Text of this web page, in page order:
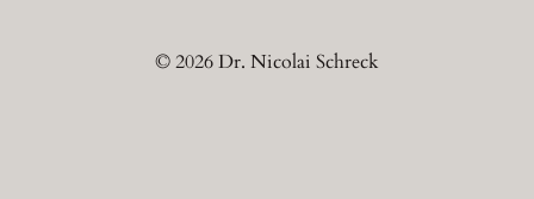
© 2026 Dr. Nicolai Schreck